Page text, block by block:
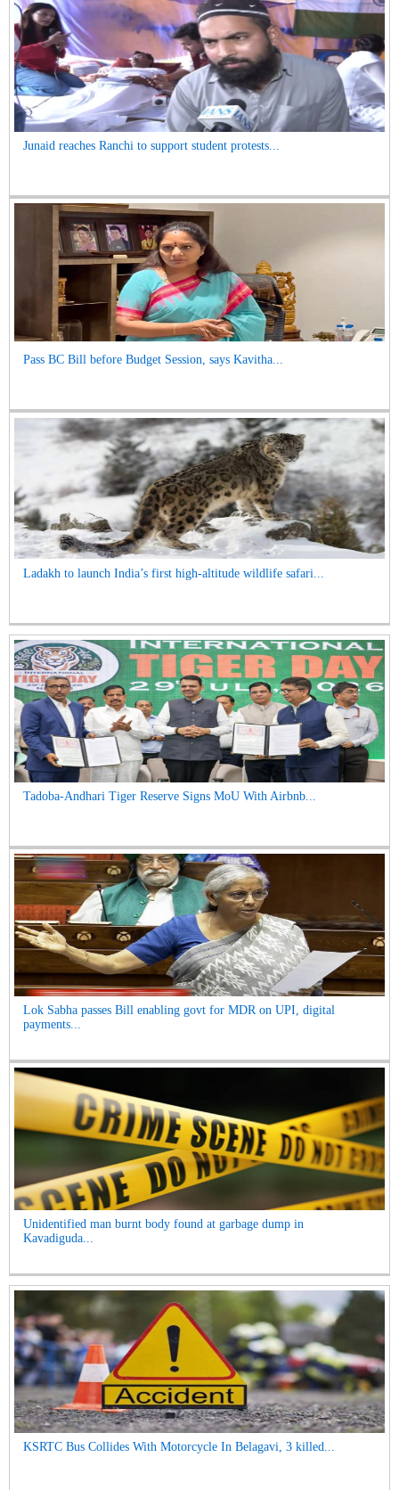
Junaid reaches Ranchi to support student protests...
Pass BC Bill before Budget Session, says Kavitha...
Ladakh to launch India’s first high-altitude wildlife safari...
Tadoba-Andhari Tiger Reserve Signs MoU With Airbnb...
Lok Sabha passes Bill enabling govt for MDR on UPI, digital
payments...
Unidentified man burnt body found at garbage dump in
Kavadiguda...
KSRTC Bus Collides With Motorcycle In Belagavi, 3 killed...